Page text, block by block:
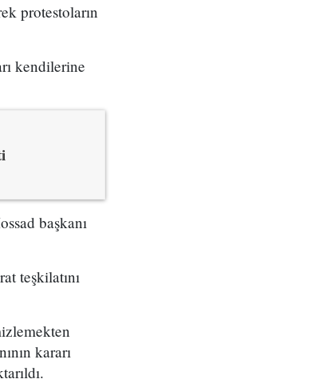
protestoların
kendilerine
başkanı
teşkilatını
kararı